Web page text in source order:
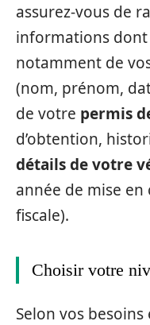
assurez-vous de
informations dont
notamment de
(nom, prénom,
de votre permis
d’obtention,
détails de votre
année de mise
fiscale).
Choisir votre
Selon vos